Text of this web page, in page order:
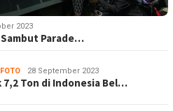
2023
Parade…
28 September 2023
7,2 Ton di Indonesia Bel…